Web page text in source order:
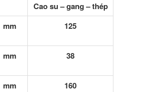
Cao su – gang – thép
mm 125
mm 38
mm 160